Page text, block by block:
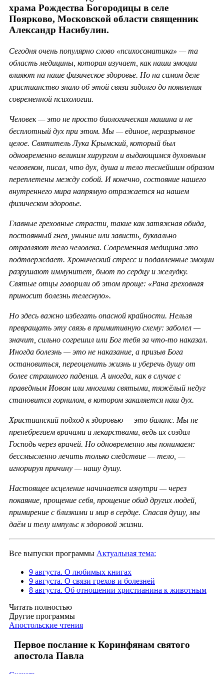
храма Рождества Богородицы в селе
Поярково, Московской области священник
Александр Насибулин.
Сегодня очень популярно слово «психосоматика» — та
область медицины, которая изучает, как наши эмоции
влияют на наше физическое здоровье. Но на самом деле
христианство знало об этой связи задолго до появления
современной психологии.
Человек — это не просто биологическая машина и не
бесплотный дух при этом. Мы — единое, неразрывное
целое. Святитель Лука Крымский, который был
одновременно великим хирургом и выдающимся духовным
человеком, писал, что дух, душа и тело теснейшим образом
переплетены между собой. И конечно, состояние нашего
внутреннего мира напрямую отражается на нашем
физическом здоровье.
Главные греховные страсти, такие как затяжная обида,
постоянный гнев, уныние или зависть, буквально
отравляют тело человека. Современная медицина это
подтверждает. Хронический стресс и подавленные эмоции
разрушают иммунитет, бьют по сердцу и желудку.
Святые отцы говорили об этом проще: «Рана греховная
приносит болезнь телесную».
Но здесь важно избегать опасной крайности. Нельзя
превращать эту связь в примитивную схему: заболел —
значит, сильно согрешил или Бог тебя за что-то наказал.
Иногда болезнь — это не наказание, а призыв Бога
остановиться, переоценить жизнь и уберечь душу от
более страшного падения. А иногда, как в случае с
праведным Иовом или многими святыми, тяжёлый недуг
становится горнилом, в котором закаляется наш дух.
Христианский подход к здоровью — это баланс. Мы не
пренебрегаем врачами и лекарствами, ведь их создал
Господь через врачей. Но одновременно мы понимаем:
бессмысленно лечить только следствие — тело, —
игнорируя причину — нашу душу.
Настоящее исцеление начинается изнутри — через
покаяние, прощение себя, прощение обид других людей,
примирение с близкими и мир в сердце. Спасая душу, мы
даём и телу импульс к здоровой жизни.
Все выпуски программы Актуальная тема:
9 августа. О любимых книгах
9 августа. О связи грехов и болезней
8 августа. Об отношении христианина к животным
Читать полностью
Другие программы
Апостольские чтения
Первое послание к Коринфянам святого
апостола Павла